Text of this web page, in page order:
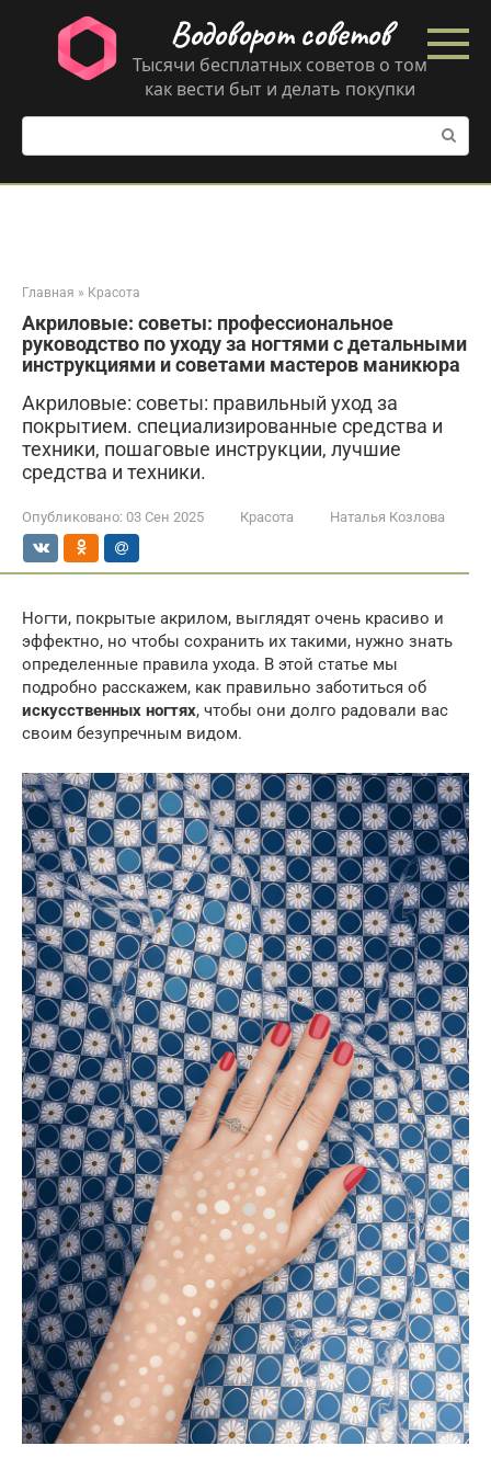
контенту
Водоворот советов
Тысячи бесплатных советов о том
как вести быт и делать покупки
Поиск:
Главная » Красота
Акриловые: советы: профессиональное
руководство по уходу за ногтями с детальными
инструкциями и советами мастеров маникюра
Акриловые: советы: правильный уход за
покрытием. специализированные средства и
техники, пошаговые инструкции, лучшие
средства и техники.
Опубликовано: 03 Сен 2025 Красота Наталья Козлова
Ногти, покрытые акрилом, выглядят очень красиво и
эффектно, но чтобы сохранить их такими, нужно знать
определенные правила ухода. В этой статье мы
подробно расскажем, как правильно заботиться об
искусственных ногтях, чтобы они долго радовали вас
своим безупречным видом.